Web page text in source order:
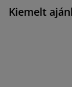
Kiemelt